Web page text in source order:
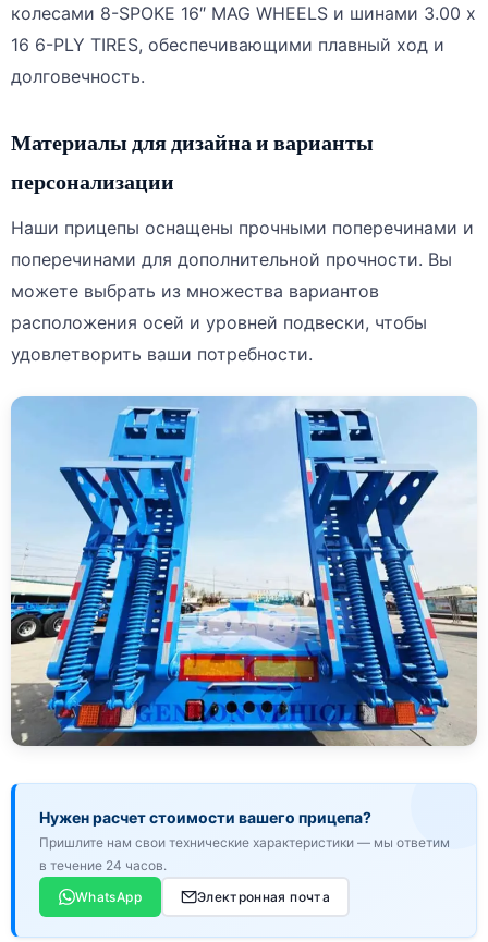
колесами 8-SPOKE 16″ MAG WHEELS и шинами 3.00 x
16 6-PLY TIRES, обеспечивающими плавный ход и
долговечность.
Материалы для дизайна и варианты
персонализации
Наши прицепы оснащены прочными поперечинами и
поперечинами для дополнительной прочности. Вы
можете выбрать из множества вариантов
расположения осей и уровней подвески, чтобы
удовлетворить ваши потребности.
Нужен расчет стоимости вашего прицепа?
Пришлите нам свои технические характеристики — мы ответим
в течение 24 часов.
WhatsApp
Электронная почта